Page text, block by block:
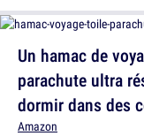
Un hamac de
parachute ultra
dormir dans des
Amazon